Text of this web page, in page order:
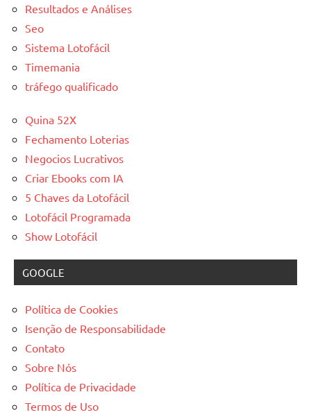
Resultados e Análises
Seo
Sistema Lotofácil
Timemania
tráfego qualificado
Quina 52X
Fechamento Loterias
Negocios Lucrativos
Criar Ebooks com IA
5 Chaves da Lotofácil
Lotofácil Programada
Show Lotofácil
GOOGLE
Política de Cookies
Isenção de Responsabilidade
Contato
Sobre Nós
Política de Privacidade
Termos de Uso